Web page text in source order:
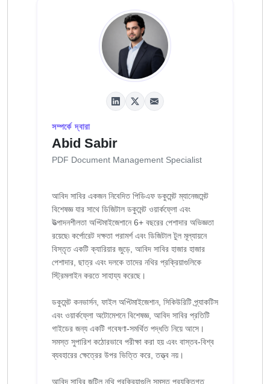
সম্পর্কে দ্বারা
Abid Sabir
PDF Document Management Specialist
আবিদ সাবির একজন নিবেদিত পিডিএফ ডকুমেন্ট ম্যানেজমেন্ট
বিশেষজ্ঞ যার সাথে ডিজিটাল ডকুমেন্ট ওয়ার্কফ্লো এবং
উত্পাদনশীলতা অপ্টিমাইজেশানে 6+ বছরের পেশাদার অভিজ্ঞতা
রয়েছে৷ কর্পোরেট দক্ষতা পরামর্শ এবং ডিজিটাল টুল মূল্যায়নে
বিস্তৃত একটি ক্যারিয়ার জুড়ে, আবিদ সাবির হাজার হাজার
পেশাদার, ছাত্র এবং দলকে তাদের নথির প্রক্রিয়াগুলিকে
স্ট্রিমলাইন করতে সাহায্য করেছে।
ডকুমেন্ট কনভার্সন, ফাইল অপ্টিমাইজেশান, সিকিউরিটি প্র্যাকটিস
এবং ওয়ার্কফ্লো অটোমেশনে বিশেষজ্ঞ, আবিদ সাবির প্রতিটি
গাইডের জন্য একটি গবেষণা-সমর্থিত পদ্ধতি নিয়ে আসে।
সমস্ত সুপারিশ কঠোরভাবে পরীক্ষা করা হয় এবং বাস্তব-বিশ্ব
ব্যবহারের ক্ষেত্রের উপর ভিত্তি করে, তত্ত্ব নয়।
আবিদ সাবির জটিল নথি প্রক্রিয়াগুলি সমস্ত প্রযুক্তিগত